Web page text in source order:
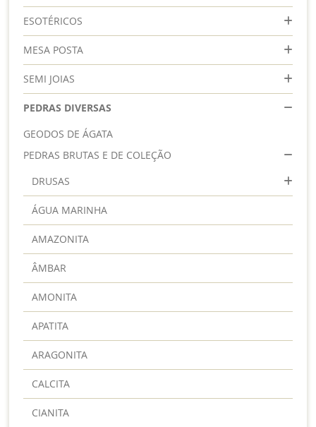
ESOTÉRICOS
MESA POSTA
SEMI JOIAS
PEDRAS DIVERSAS
GEODOS DE ÁGATA
PEDRAS BRUTAS E DE COLEÇÃO
DRUSAS
ÁGUA MARINHA
AMAZONITA
ÂMBAR
AMONITA
APATITA
ARAGONITA
CALCITA
CIANITA